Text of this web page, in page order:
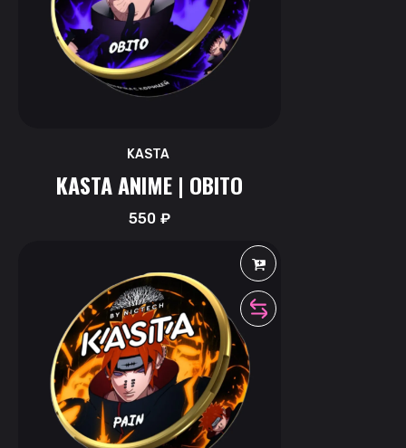
KASTA
KASTA ANIME | OBITO
550₽